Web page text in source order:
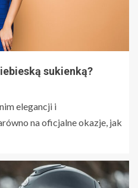
sukienką?
elegancji i
na oficjalne okazje, jak